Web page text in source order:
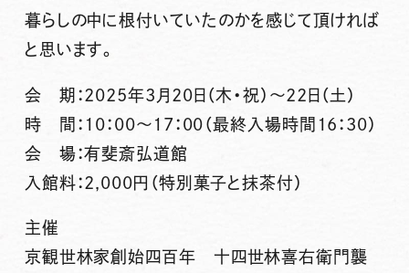
暮らしの中に根付いていたのかを感じて頂ければ
と思います。
会 期：2025年3月20日（木・祝）～22日（土）
時 間：10：00～17：00（最終入場時間16：30）
会 場：有斐斎弘道館
入館料：2,000円（特別菓子と抹茶付）
主催
京観世林家創始四百年 十四世林喜右衛門襲